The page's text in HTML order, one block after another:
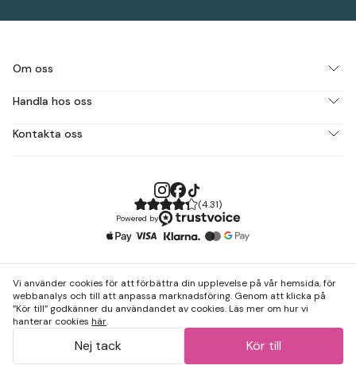
Om oss
Handla hos oss
Kontakta oss
(4.31)
Powered by
Vi använder cookies för att förbättra din upplevelse på vår hemsida, för
webbanalys och till att anpassa marknadsföring. Genom att klicka på
”Kör till” godkänner du användandet av cookies. Läs mer om hur vi
hanterar cookies här.
Nej tack Kör till